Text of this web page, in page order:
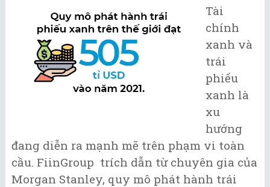
Tài
chính
xanh và
trái
phiếu
xanh là
xu
hướng
đang diễn ra mạnh mẽ trên phạm vi toàn
cầu. FiinGroup trích dẫn từ chuyên gia của
Morgan Stanley, quy mô phát hành trái